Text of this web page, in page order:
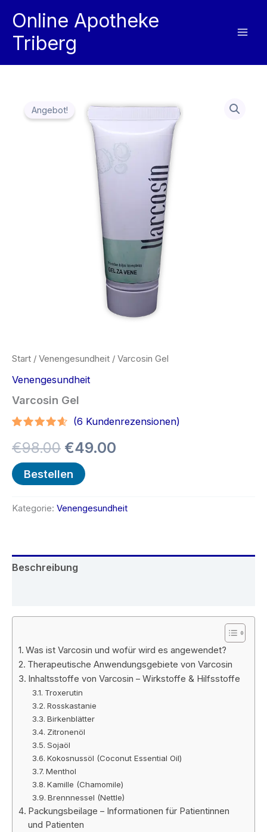
Inhalt
springen
Online Apotheke
Triberg
Angebot!
Start / Venengesundheit / Varcosin Gel
Venengesundheit
Varcosin Gel
mit 4.40
von 5,
basierend
auf
Kundenbewertungen
(6 Kundenrezensionen)
€98.00 Ursprünglicher
Preis
€98.00
€49.00
Bestellen
Kategorie: Venengesundheit
Beschreibung
Was ist Varcosin und wofür wird es angewendet?
Therapeutische Anwendungsgebiete von Varcosin
Inhaltsstoffe von Varcosin – Wirkstoffe & Hilfsstoffe
Troxerutin
Rosskastanie
Birkenblätter
Zitronenöl
Sojaöl
Kokosnussöl (Coconut Essential Oil)
Menthol
Kamille (Chamomile)
Brennnessel (Nettle)
Packungsbeilage – Informationen für Patientinnen
und Patienten